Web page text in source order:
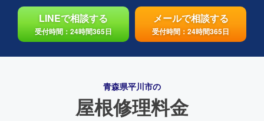
LINEで相談する
受付時間：24時間365日
メールで相談する
受付時間：24時間365日
青森県平川市の
屋根修理料金